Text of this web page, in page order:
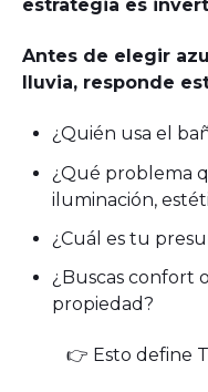
estrategia es
Antes de elegir
lluvia, responde
¿Quién usa el
¿Qué problema
iluminación,
¿Cuál es tu
¿Buscas confort
propiedad?
👉 Esto define